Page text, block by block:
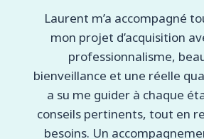
Laurent m’a accompagné
mon projet d’acquisition
professionnalisme,
bienveillance et une réelle
a su me guider à chaque
conseils pertinents, tout en
besoins. Un